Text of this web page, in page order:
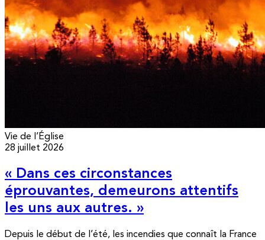
Vie de l’Église
28 juillet 2026
« Dans ces circonstances
éprouvantes, demeurons attentifs
les uns aux autres. »
Depuis le début de l’été, les incendies que connaît la France